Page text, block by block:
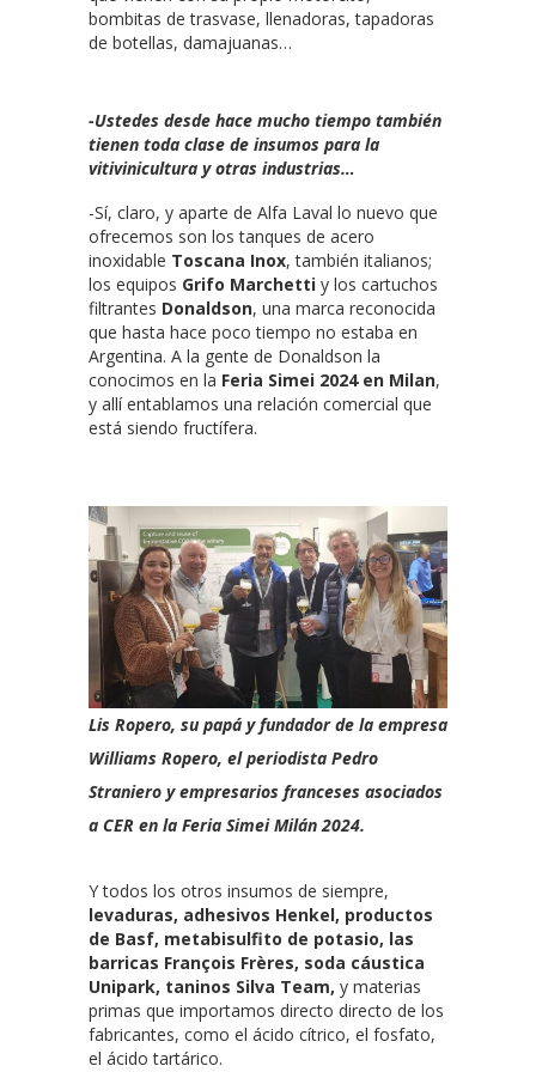
bombitas de trasvase, llenadoras, tapadoras
de botellas, damajuanas…
-Ustedes desde hace mucho tiempo también
tienen toda clase de insumos para la
vitivinicultura y otras industrias…
-Sí, claro, y aparte de Alfa Laval lo nuevo que
ofrecemos son los tanques de acero
inoxidable Toscana Inox, también italianos;
los equipos Grifo Marchetti y los cartuchos
filtrantes Donaldson, una marca reconocida
que hasta hace poco tiempo no estaba en
Argentina. A la gente de Donaldson la
conocimos en la Feria Simei 2024 en Milan,
y allí entablamos una relación comercial que
está siendo fructífera.
Lis Ropero, su papá y fundador de la empresa
Williams Ropero, el periodista Pedro
Straniero y empresarios franceses asociados
a CER en la Feria Simei Milán 2024.
Y todos los otros insumos de siempre,
levaduras, adhesivos Henkel, productos
de Basf, metabisulfito de potasio, las
barricas François Frères, soda cáustica
Unipark, taninos Silva Team, y materias
primas que importamos directo directo de los
fabricantes, como el ácido cítrico, el fosfato,
el ácido tartárico.